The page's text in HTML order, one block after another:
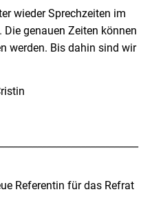
wieder Sprechzeiten im
genauen Zeiten können
werden. Bis dahin sind wir
Referentin für das Refrat